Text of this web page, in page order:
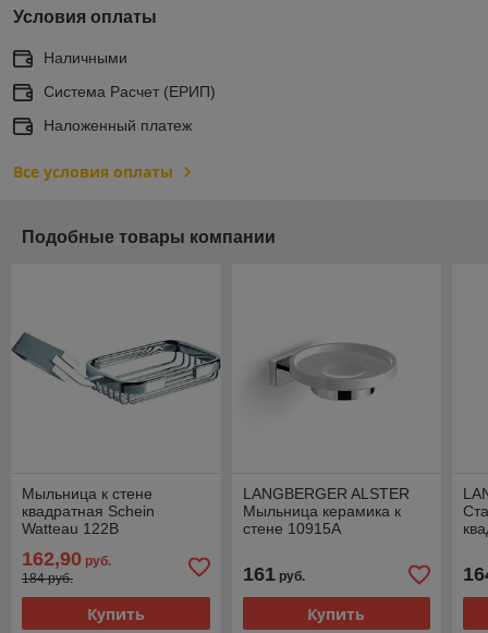
Условия оплаты
Наличными
Система Расчет (ЕРИП)
Наложенный платеж
Все условия оплаты
Подобные товары компании
Мыльница к стене
квадратная Schein
Watteau 122B
162,90 руб.
184 руб.
Купить
LANGBERGER ALSTER
Мыльница керамика к
стене 10915A
161руб.
Купить